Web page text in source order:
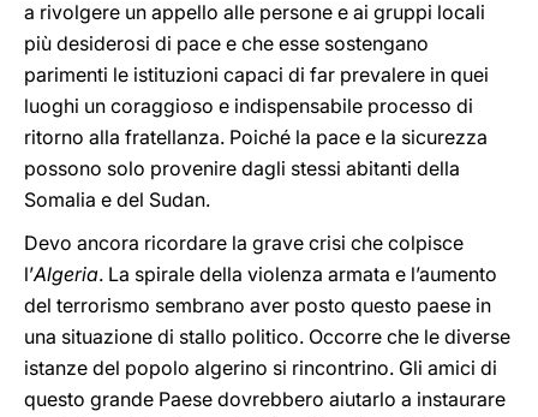
a rivolgere un appello alle persone e ai gruppi locali
più desiderosi di pace e che esse sostengano
parimenti le istituzioni capaci di far prevalere in quei
luoghi un coraggioso e indispensabile processo di
ritorno alla fratellanza. Poiché la pace e la sicurezza
possono solo provenire dagli stessi abitanti della
Somalia e del Sudan.
Devo ancora ricordare la grave crisi che colpisce
l’Algeria. La spirale della violenza armata e l’aumento
del terrorismo sembrano aver posto questo paese in
una situazione di stallo politico. Occorre che le diverse
istanze del popolo algerino si rincontrino. Gli amici di
questo grande Paese dovrebbero aiutarlo a instaurare